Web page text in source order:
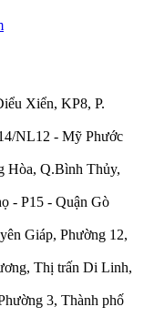
Xiển, KP8, P.
NL12 - Mỹ Phước
Hòa, Q.Bình Thủy,
- P15 - Quận Gò
Giáp, Phường 12,
Thị trấn Di Linh,
3, Thành phố